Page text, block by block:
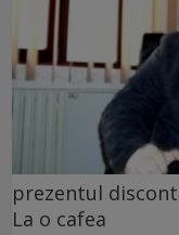
prezentul
La o cafea